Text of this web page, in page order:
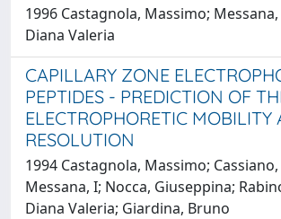
1996 Castagnola, Massimo;
Diana Valeria
CAPILLARY ZONE
PEPTIDES - PREDICTION OF
ELECTROPHORETIC MOBILITY
RESOLUTION
1994 Castagnola, Massimo;
Messana, I; Nocca, Giuseppina;
Diana Valeria; Giardina, Bruno